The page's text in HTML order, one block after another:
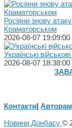
Росіяни знову
Краматорськом
2026-08-07 19:09:00
Українські
2026-08-07 18:38:00
Контакти| Авторам
Новини Донбасу ©